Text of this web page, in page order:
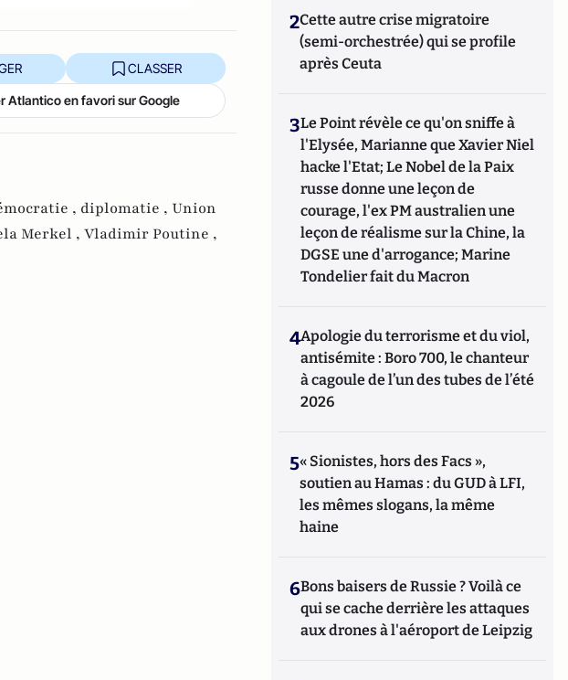
CLASSER
Atlantico en favori sur Google
, diplomatie , Union
Merkel , Vladimir Poutine ,
2Cette autre crise migratoire
(semi-orchestrée) qui se profile
après Ceuta
3Le Point révèle ce qu'on sniffe à
l'Elysée, Marianne que Xavier Niel
hacke l'Etat; Le Nobel de la Paix
russe donne une leçon de
courage, l'ex PM australien une
leçon de réalisme sur la Chine, la
DGSE une d'arrogance; Marine
Tondelier fait du Macron
4Apologie du terrorisme et du viol,
antisémite : Boro 700, le chanteur
à cagoule de l’un des tubes de l’été
2026
5« Sionistes, hors des Facs »,
soutien au Hamas : du GUD à LFI,
les mêmes slogans, la même
haine
6Bons baisers de Russie ? Voilà ce
qui se cache derrière les attaques
aux drones à l'aéroport de Leipzig